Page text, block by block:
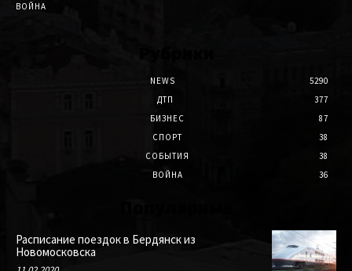
ВОЙНА
NEWS
5290
ДТП
377
БИЗНЕС
87
СПОРТ
38
СОБЫТИЯ
38
ВОЙНА
36
Расписание поездок в Бердянск из
Новомосковска